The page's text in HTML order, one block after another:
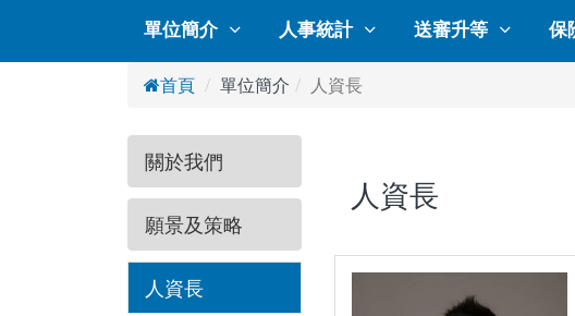
單位簡介 人事統計 送審升等 保
首頁 單位簡介 人資長
關於我們
願景及策略
人資長
人資長